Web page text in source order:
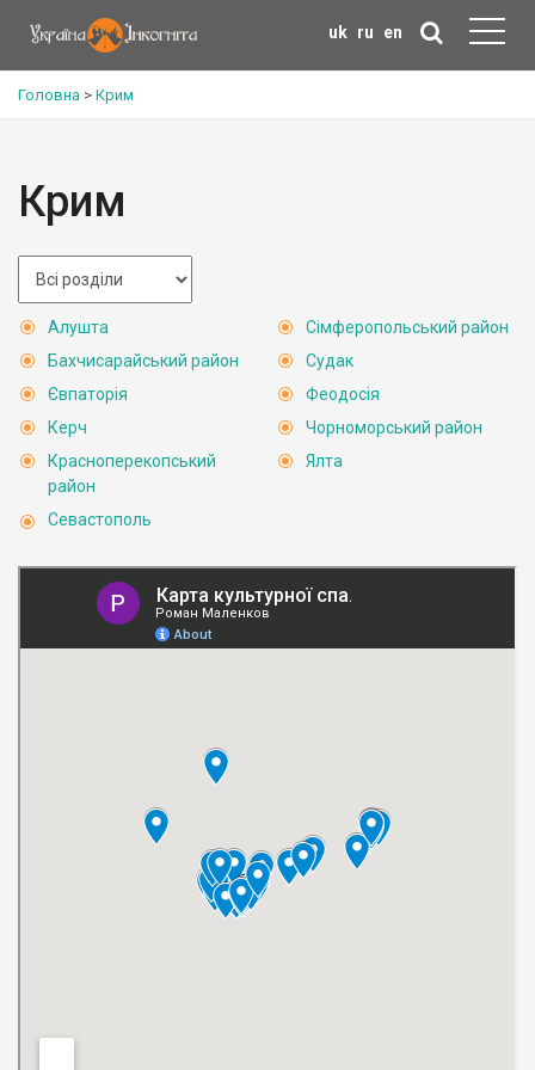
uk ru en
Головна > Крим
Крим
Алушта
Бахчисарайський район
Євпаторія
Керч
Красноперекопський
район
Севастополь
Сімферопольський район
Судак
Феодосія
Чорноморський район
Ялта